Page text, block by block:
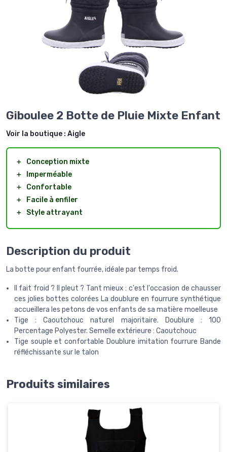
Giboulee 2 Botte de Pluie Mixte Enfant
Voir la boutique : Aigle
＋
Conception mixte
＋
Imperméable
＋
Confortable
＋
Facile à enfiler
＋
Style attrayant
Description du produit
La botte pour enfant fourrée, idéale par temps froid.
Il fait froid ? Il pleut ? Tant mieux : c'est l'occasion de chausser
ces jolies bottes colorées La doublure en fourrure synthétique
accueillera les petons de vos enfants de sa matière moelleuse
Tige : Caoutchouc naturel majoritaire. Doublure : 100
Percentage Polyester. Semelle extérieure : Caoutchouc
Tige souple et confortable Doublure imitation fourrure Bande
réfléchissante sur le talon
Produits similaires